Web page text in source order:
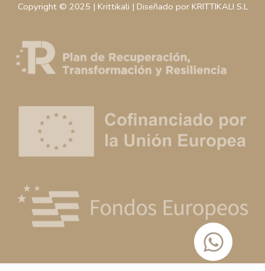
Copyright © 2025 | Krittikali | Diseñado por KRITTIKALI S.L